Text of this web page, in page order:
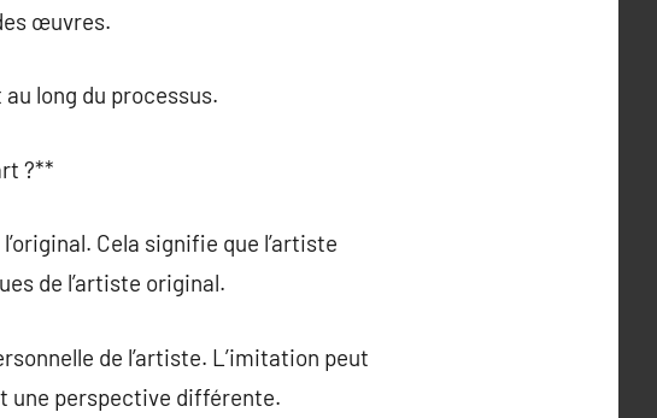
œuvres.
long du processus.
?**
Cela signifie que l’artiste
de l’artiste original.
de l’artiste. L’imitation peut
une perspective différente.